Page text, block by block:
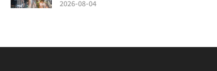
2026-08-04